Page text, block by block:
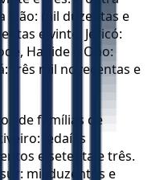
Elão: mil duzentas e
e vinte. Jericó:
Hadide e Ono:
três mil novecentas e
de famílias de
Jedaías
e setenta e três.
mil duzentos e